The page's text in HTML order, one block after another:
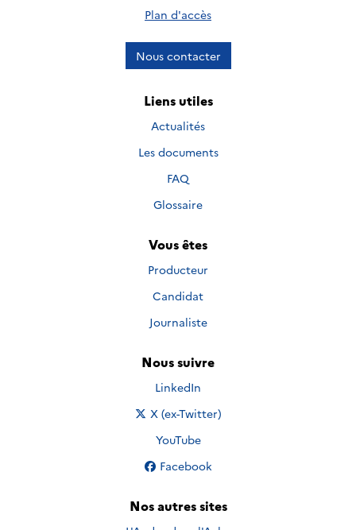
Plan d'accès
Nous contacter
Liens utiles
Actualités
Les documents
FAQ
Glossaire
Vous êtes
Producteur
Candidat
Journaliste
Nous suivre
Nous suivre sur
LinkedIn
Nous suivre sur
X (ex-Twitter)
Nous suivre sur
YouTube
Nous suivre sur
Facebook
Nos autres sites